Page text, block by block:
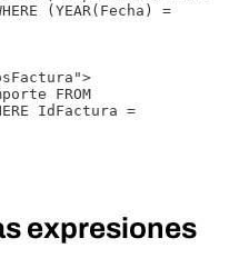
(YEAR(Fecha) =
IdFactura =
expresiones